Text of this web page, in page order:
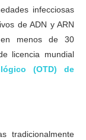
infecciosas
de ADN y ARN
menos de 30
licencia mundial
(OTD) de
tradicionalmente